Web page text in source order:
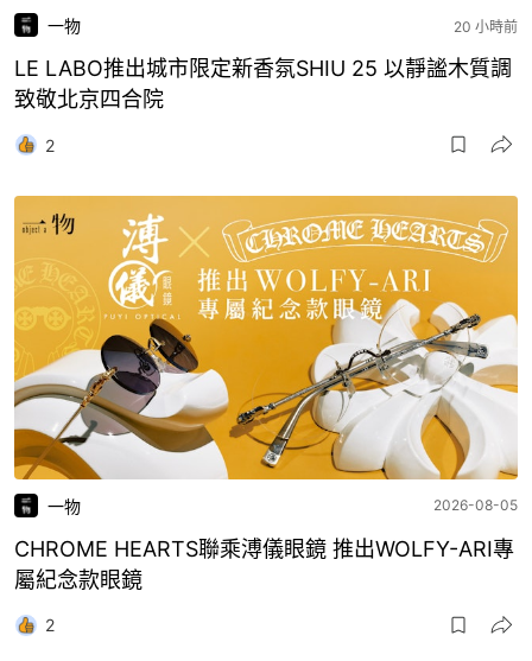
一物 20 小時前
LE LABO推出城市限定新香氛SHIU 25 以靜謐木質調
致敬北京四合院
2
一物 2026-08-05
CHROME HEARTS聯乘溥儀眼鏡 推出WOLFY-ARI專
屬紀念款眼鏡
2